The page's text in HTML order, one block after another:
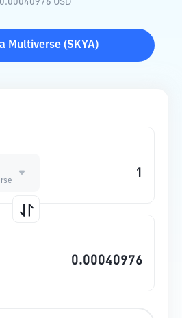
0.00040976 USD
Multiverse(SKYA)